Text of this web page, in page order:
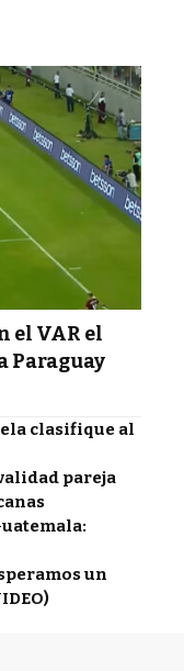
el VAR el
Paraguay
clasifique al
pareja
un